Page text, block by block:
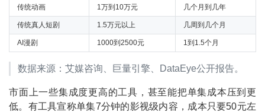
传统动画 1万到10万元 几个月到几年
传统真人短剧 1.5万元以上 几周到几个月
AI漫剧 1000到2500元 1到1.5个月
数据来源：艾媒咨询、巨量引擎、DataEye公开报告。
市面上一些集成度更高的工具，甚至能把单集成本压到更
低。有工具宣称单集7分钟的影视级内容，成本只要50元左